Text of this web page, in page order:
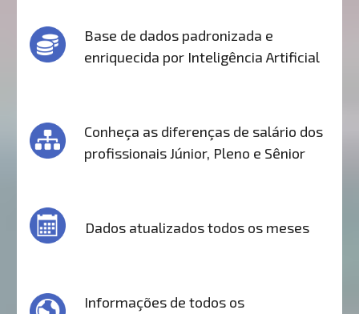
Base de dados padronizada e
enriquecida por Inteligência Artificial
Conheça as diferenças de salário dos
profissionais Júnior, Pleno e Sênior
Dados atualizados todos os meses
Informações de todos os